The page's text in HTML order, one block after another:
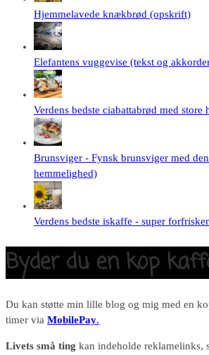
Hjemmelavede knækbrød (opskrift)
Elefantens vuggevise (tekst og
Verdens bedste ciabattabrød med
Brunsviger - Fynsk brunsviger med
hemmelighed)
Verdens bedste iskaffe - super
Byder du en kop
Du kan støtte min lille blog og mig med en
timer via MobilePay.
Livets små ting kan indeholde reklamelinks,